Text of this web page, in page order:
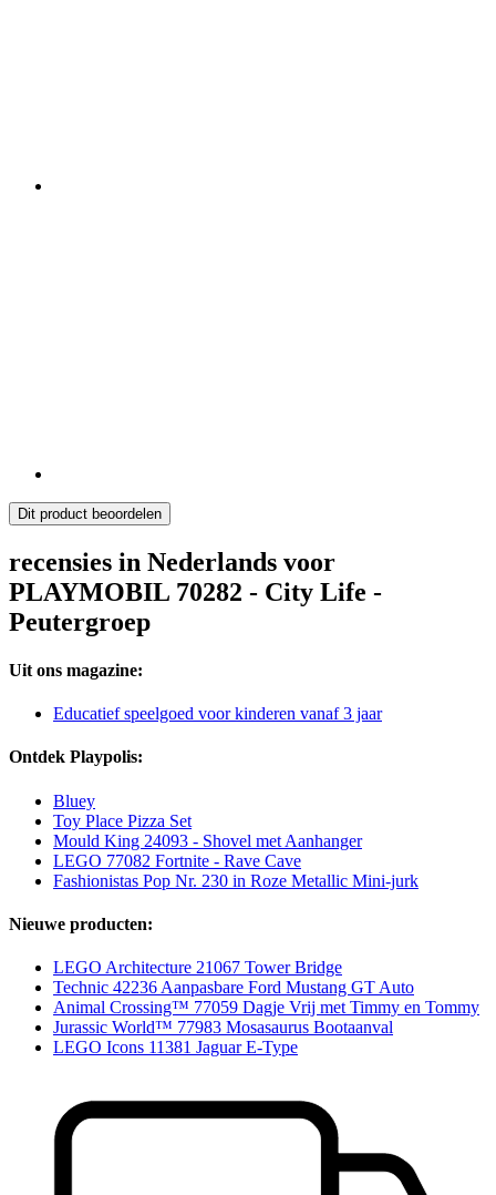
Dit product beoordelen
recensies in Nederlands voor
PLAYMOBIL 70282 - City Life -
Peutergroep
Uit ons magazine:
Educatief speelgoed voor kinderen vanaf 3 jaar
Ontdek Playpolis:
Bluey
Toy Place Pizza Set
Mould King 24093 - Shovel met Aanhanger
LEGO 77082 Fortnite - Rave Cave
Fashionistas Pop Nr. 230 in Roze Metallic Mini-jurk
Nieuwe producten:
LEGO Architecture 21067 Tower Bridge
Technic 42236 Aanpasbare Ford Mustang GT Auto
Animal Crossing™ 77059 Dagje Vrij met Timmy en Tommy
Jurassic World™ 77983 Mosasaurus Bootaanval
LEGO Icons 11381 Jaguar E-Type